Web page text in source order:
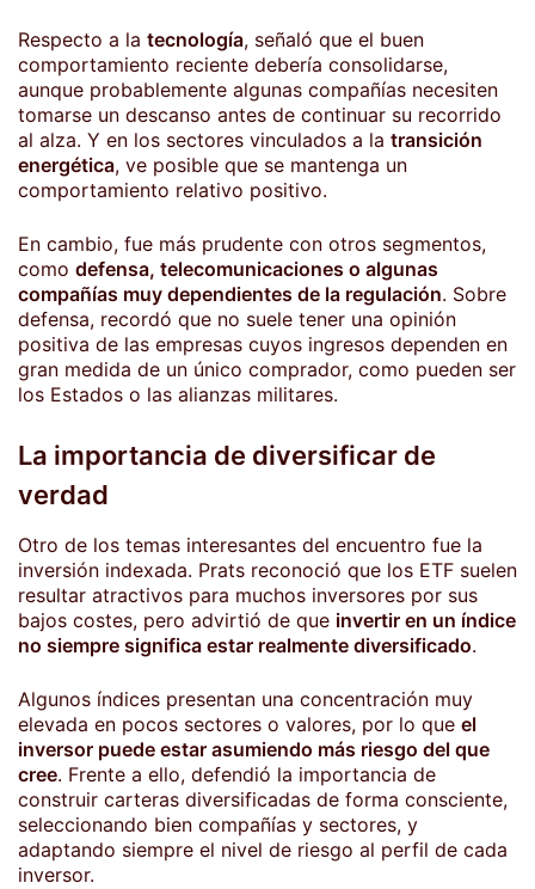
Respecto a la tecnología, señaló que el buen
comportamiento reciente debería consolidarse,
aunque probablemente algunas compañías necesiten
tomarse un descanso antes de continuar su recorrido
al alza. Y en los sectores vinculados a la transición
energética, ve posible que se mantenga un
comportamiento relativo positivo.
En cambio, fue más prudente con otros segmentos,
como defensa, telecomunicaciones o algunas
compañías muy dependientes de la regulación. Sobre
defensa, recordó que no suele tener una opinión
positiva de las empresas cuyos ingresos dependen en
gran medida de un único comprador, como pueden ser
los Estados o las alianzas militares.
La importancia de diversificar de
verdad
Otro de los temas interesantes del encuentro fue la
inversión indexada. Prats reconoció que los ETF suelen
resultar atractivos para muchos inversores por sus
bajos costes, pero advirtió de que invertir en un índice
no siempre significa estar realmente diversificado.
Algunos índices presentan una concentración muy
elevada en pocos sectores o valores, por lo que el
inversor puede estar asumiendo más riesgo del que
cree. Frente a ello, defendió la importancia de
construir carteras diversificadas de forma consciente,
seleccionando bien compañías y sectores, y
adaptando siempre el nivel de riesgo al perfil de cada
inversor.